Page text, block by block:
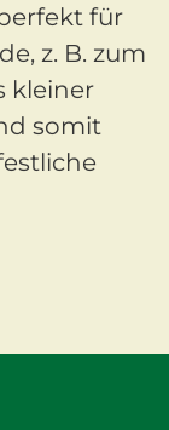
für
z. B. zum
kleiner
somit